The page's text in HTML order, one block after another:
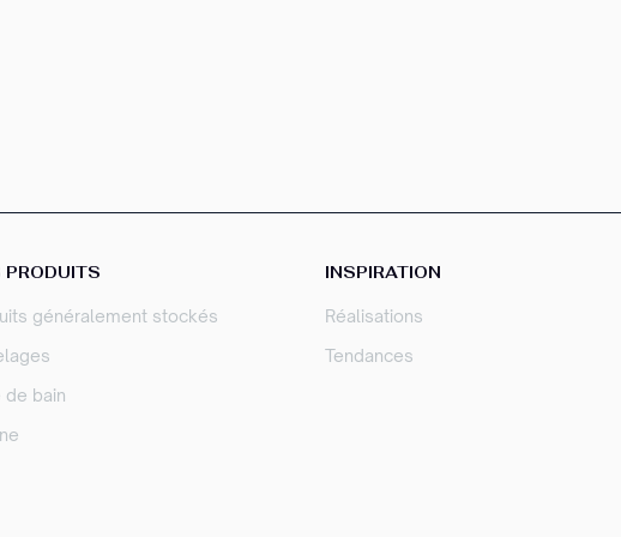
PRODUITS
généralement stockés
de bain
INSPIRATION
Réalisations
Tendances